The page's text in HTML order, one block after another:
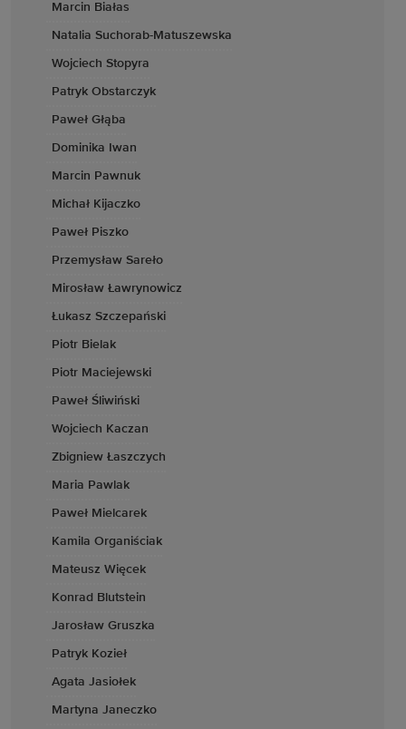
Marcin Białas
Natalia Suchorab-Matuszewska
Wojciech Stopyra
Patryk Obstarczyk
Paweł Głąba
Dominika Iwan
Marcin Pawnuk
Michał Kijaczko
Paweł Piszko
Przemysław Sareło
Mirosław Ławrynowicz
Łukasz Szczepański
Piotr Bielak
Piotr Maciejewski
Paweł Śliwiński
Wojciech Kaczan
Zbigniew Łaszczych
Maria Pawlak
Paweł Mielcarek
Kamila Organiściak
Mateusz Więcek
Konrad Blutstein
Jarosław Gruszka
Patryk Kozieł
Agata Jasiołek
Martyna Janeczko